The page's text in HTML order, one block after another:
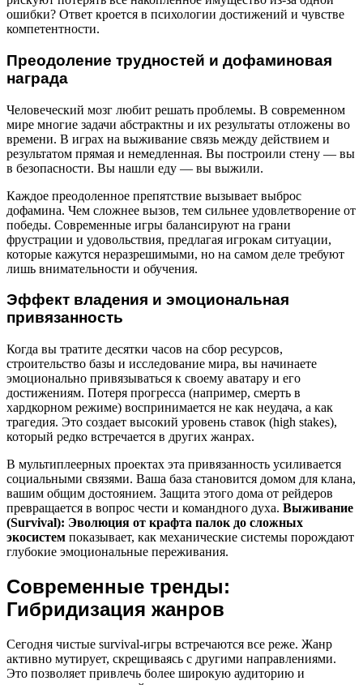
ошибки? Ответ кроется в психологии достижений и чувстве
компетентности.
Преодоление трудностей и дофаминовая
награда
Человеческий мозг любит решать проблемы. В современном
мире многие задачи абстрактны и их результаты отложены во
времени. В играх на выживание связь между действием и
результатом прямая и немедленная. Вы построили стену — вы
в безопасности. Вы нашли еду — вы выжили.
Каждое преодоленное препятствие вызывает выброс
дофамина. Чем сложнее вызов, тем сильнее удовлетворение от
победы. Современные игры балансируют на грани
фрустрации и удовольствия, предлагая игрокам ситуации,
которые кажутся неразрешимыми, но на самом деле требуют
лишь внимательности и обучения.
Эффект владения и эмоциональная
привязанность
Когда вы тратите десятки часов на сбор ресурсов,
строительство базы и исследование мира, вы начинаете
эмоционально привязываться к своему аватару и его
достижениям. Потеря прогресса (например, смерть в
хардкорном режиме) воспринимается не как неудача, а как
трагедия. Это создает высокий уровень ставок (high stakes),
который редко встречается в других жанрах.
В мультиплеерных проектах эта привязанность усиливается
социальными связями. Ваша база становится домом для клана,
вашим общим достоянием. Защита этого дома от рейдеров
превращается в вопрос чести и командного духа. Выживание
(Survival): Эволюция от крафта палок до сложных
экосистем показывает, как механические системы порождают
глубокие эмоциональные переживания.
Современные тренды:
Гибридизация жанров
Сегодня чистые survival-игры встречаются все реже. Жанр
активно мутирует, скрещиваясь с другими направлениями.
Это позволяет привлечь более широкую аудиторию и